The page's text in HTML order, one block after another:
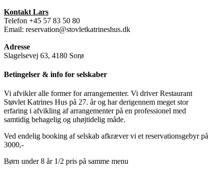
Kontakt Lars
Telefon +45 57 83 50 80
Email: reservation@stovletkatrineshus.dk
Adresse
Slagelsevej 63, 4180 Sorø
Betingelser & info for selskaber
Vi afvikler alle former for arrangementer. Vi driver Restaurant
Støvlet Katrines Hus på 27. år og har derigennem meget stor
erfaring i afvikling af arrangementer på en professionel med
samtidig behagelig og uhøjtidelig måde.
Ved endelig booking af selskab afkræver vi et reservationsgebyr på
3000,-
Børn under 8 år 1/2 pris på samme menu